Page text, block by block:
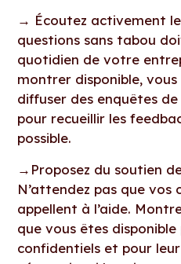
→ Écoutez activement
questions sans tabou
quotidien de votre
montrer disponible,
diffuser des enquêtes
pour recueillir les
possible.
→ Proposez du soutien
N’attendez pas que vos
appellent à l’aide.
que vous êtes
confidentiels et pour